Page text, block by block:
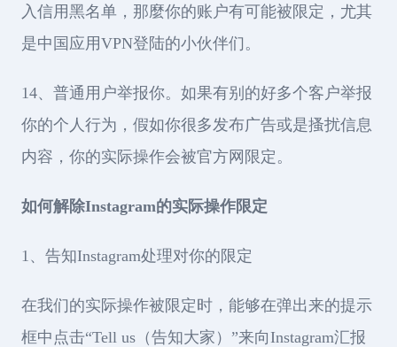
入信用黑名单，那麼你的账户有可能被限定，尤其
是中国应用VPN登陆的小伙伴们。
14、普通用户举报你。如果有别的好多个客户举报
你的个人行为，假如你很多发布广告或是搔扰信息
内容，你的实际操作会被官方网限定。
如何解除Instagram的实际操作限定
1、告知Instagram处理对你的限定
在我们的实际操作被限定时，能够在弹出来的提示
框中点击“Tell us（告知大家）”来向Instagram汇报